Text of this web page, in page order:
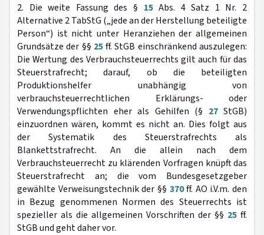
2. Die weite Fassung des § 15Abs. 4 Satz 1 Nr. 2
Alternative 2 TabStG („jede an der Herstellung beteiligte
Person“) ist nicht unter Heranziehen der allgemeinen
Grundsätze der §§ 25ff. StGB einschränkend auszulegen:
Die Wertung des Verbrauchsteuerrechts gilt auch für das
Steuerstrafrecht; darauf, ob die beteiligten
Produktionshelfer unabhängig von
verbrauchsteuerrechtlichen Erklärungs- oder
Verwendungspflichten eher als Gehilfen (§ 27StGB)
einzuordnen wären, kommt es nicht an. Dies folgt aus
der Systematik des Steuerstrafrechts als
Blankettstrafrecht. An die allein nach dem
Verbrauchsteuerrecht zu klärenden Vorfragen knüpft das
Steuerstrafrecht an; die vom Bundesgesetzgeber
gewählte Verweisungstechnik der §§ 370ff. AO i.V.m. den
in Bezug genommenen Normen des Steuerrechts ist
spezieller als die allgemeinen Vorschriften der §§ 25 ff.
StGB und geht daher vor.